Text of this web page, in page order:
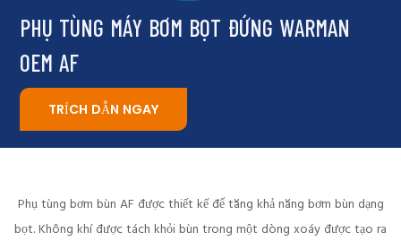
PHỤ TÙNG MÁY BƠM BỌT ĐỨNG WARMAN
OEM AF
TRÍCH DẪN NGAY
Phụ tùng bơm bùn AF được thiết kế để tăng khả năng bơm bùn dạng
bọt. Không khí được tách khỏi bùn trong một dòng xoáy được tạo ra